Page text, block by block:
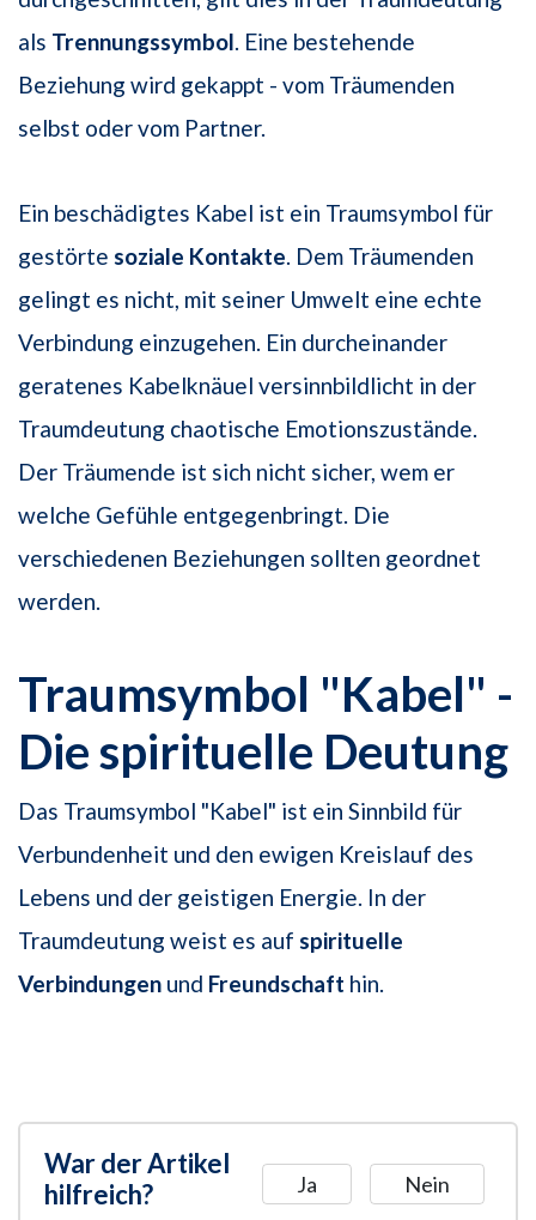
als Trennungssymbol. Eine bestehende
Beziehung wird gekappt - vom Träumenden
selbst oder vom Partner.
Ein beschädigtes Kabel ist ein Traumsymbol für
gestörte soziale Kontakte. Dem Träumenden
gelingt es nicht, mit seiner Umwelt eine echte
Verbindung einzugehen. Ein durcheinander
geratenes Kabelknäuel versinnbildlicht in der
Traumdeutung chaotische Emotionszustände.
Der Träumende ist sich nicht sicher, wem er
welche Gefühle entgegenbringt. Die
verschiedenen Beziehungen sollten geordnet
werden.
Traumsymbol "Kabel" -
Die spirituelle Deutung
Das Traumsymbol "Kabel" ist ein Sinnbild für
Verbundenheit und den ewigen Kreislauf des
Lebens und der geistigen Energie. In der
Traumdeutung weist es auf spirituelle
Verbindungen und Freundschaft hin.
War der Artikel
hilfreich?
Ja Nein